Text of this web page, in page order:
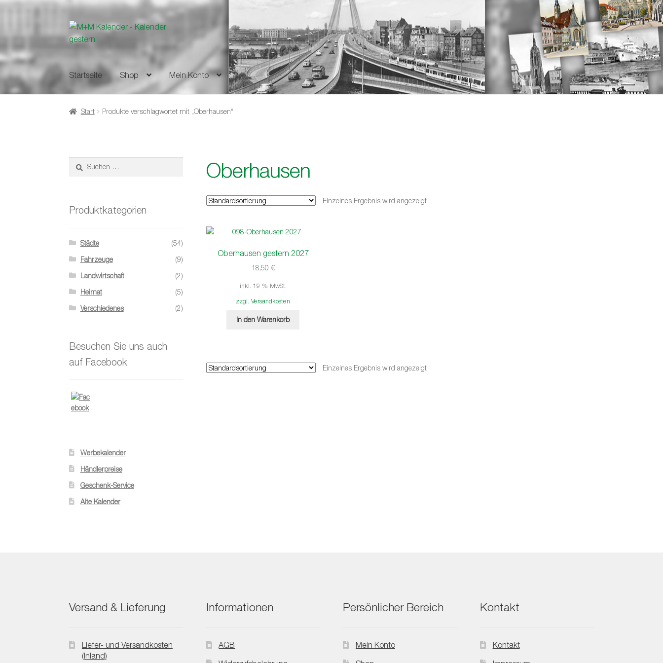
Zur
Navigation
springen
Zum
Inhalt
springen
Startseite Shop Mein Konto
Start Produkte verschlagwortet mit „Oberhausen“
Oberhausen
Einzelnes Ergebnis wird angezeigt
Oberhausen gestern 2027
18,50 €
inkl. 19 % MwSt.
zzgl. Versandkosten
In den Warenkorb
Einzelnes Ergebnis wird angezeigt
Suchen
nach:
Produktkategorien
Städte
(54)
Fahrzeuge
(9)
Landwirtschaft
(2)
Heimat
(5)
Verschiedenes
(2)
Besuchen Sie uns auch
auf Facebook
Werbekalender
Händlerpreise
Geschenk-Service
Alte Kalender
Versand & Lieferung
Liefer- und Versandkosten
(Inland)
Informationen
AGB
Persönlicher Bereich
Mein Konto
Kontakt
Kontakt